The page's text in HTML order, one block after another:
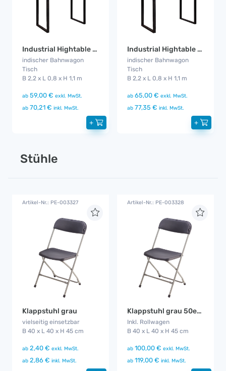
Industrial Hightable 1,8 m
indischer Bahnwagon
Tisch
B 2,2 x L 0,8 x H 1,1 m
ab 59,00 € exkl. MwSt.
ab 70,21 € inkl. MwSt.
+
Industrial Hightable 2,2 m
indischer Bahnwagon
Tisch
B 2,2 x L 0,8 x H 1,1 m
ab 65,00 € exkl. MwSt.
ab 77,35 € inkl. MwSt.
+
Stühle
Artikel-Nr.: PE-003327
Klappstuhl grau
vielseitig einsetzbar
B 40 x L 40 x H 45 cm
ab 2,40 € exkl. MwSt.
ab 2,86 € inkl. MwSt.
Artikel-Nr.: PE-003328
Klappstuhl grau 50er Set
Inkl. Rollwagen
B 40 x L 40 x H 45 cm
ab 100,00 € exkl. MwSt.
ab 119,00 € inkl. MwSt.